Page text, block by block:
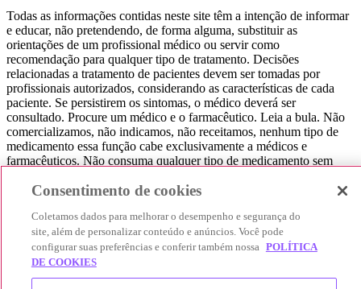
Todas as informações contidas neste site têm a intenção de informar
e educar, não pretendendo, de forma alguma, substituir as
orientações de um profissional médico ou servir como
recomendação para qualquer tipo de tratamento. Decisões
relacionadas a tratamento de pacientes devem ser tomadas por
profissionais autorizados, considerando as características de cada
paciente. Se persistirem os sintomas, o médico deverá ser
consultado. Procure um médico e o farmacêutico. Leia a bula. Não
comercializamos, não indicamos, não receitamos, nenhum tipo de
medicamento essa função cabe exclusivamente a médicos e
farmacêuticos. Não consuma qualquer tipo de medicamento sem
não realizamos a venda de medicamentos, apenas contribuímos para
produtos farmacêuticos. Contribuímos e damos auxílio para que sua
experiência seja bem-sucedida, mas a finalização da compra
acontece nos sites das nossas lojas parceiras.
© 2025 Afya Participações S.A. - todos os direitos reservados.
Consentimento de cookies
Coletamos dados para melhorar o desempenho e segurança do
site, além de personalizar conteúdo e anúncios. Você pode
configurar suas preferências e conferir também nossa POLÍTICA
DE COOKIES